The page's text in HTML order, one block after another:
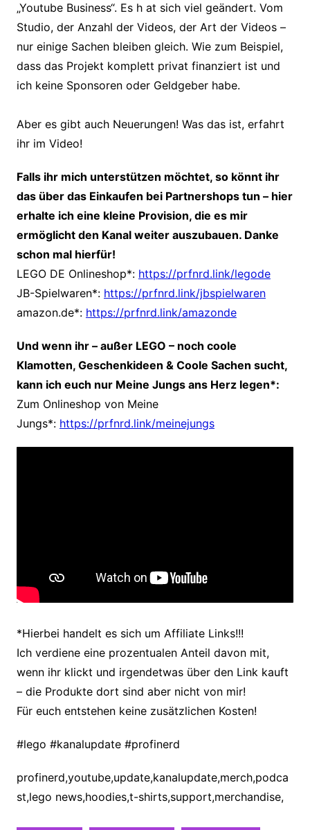
„Youtube Business“. Es h at sich viel geändert. Vom
Studio, der Anzahl der Videos, der Art der Videos –
nur einige Sachen bleiben gleich. Wie zum Beispiel,
dass das Projekt komplett privat finanziert ist und
ich keine Sponsoren oder Geldgeber habe.
Aber es gibt auch Neuerungen! Was das ist, erfahrt
ihr im Video!
Falls ihr mich unterstützen möchtet, so könnt ihr
das über das Einkaufen bei Partnershops tun – hier
erhalte ich eine kleine Provision, die es mir
ermöglicht den Kanal weiter auszubauen. Danke
schon mal hierfür!
LEGO DE Onlineshop*: https://prfnrd.link/legode
JB-Spielwaren*: https://prfnrd.link/jbspielwaren
amazon.de*: https://prfnrd.link/amazonde
Und wenn ihr – außer LEGO – noch coole
Klamotten, Geschenkideen & Coole Sachen sucht,
kann ich euch nur Meine Jungs ans Herz legen*:
Zum Onlineshop von Meine
Jungs*: https://prfnrd.link/meinejungs
*Hierbei handelt es sich um Affiliate Links!!!
Ich verdiene eine prozentualen Anteil davon mit,
wenn ihr klickt und irgendetwas über den Link kauft
– die Produkte dort sind aber nicht von mir!
Für euch entstehen keine zusätzlichen Kosten!
#lego #kanalupdate #profinerd
profinerd,youtube,update,kanalupdate,merch,podca
st,lego news,hoodies,t-shirts,support,merchandise,